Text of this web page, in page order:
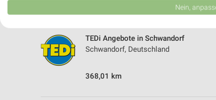
TEDi Angebote in Schwandorf
Schwandorf, Deutschland
368,01 km
Erstellung von Profilen für personalisierte Werbung
Erstellung von Profilen zur Personalisierung von Inhalten
Verwendung von Profilen zur Auswahl personalisierter Inhalte
Nein,